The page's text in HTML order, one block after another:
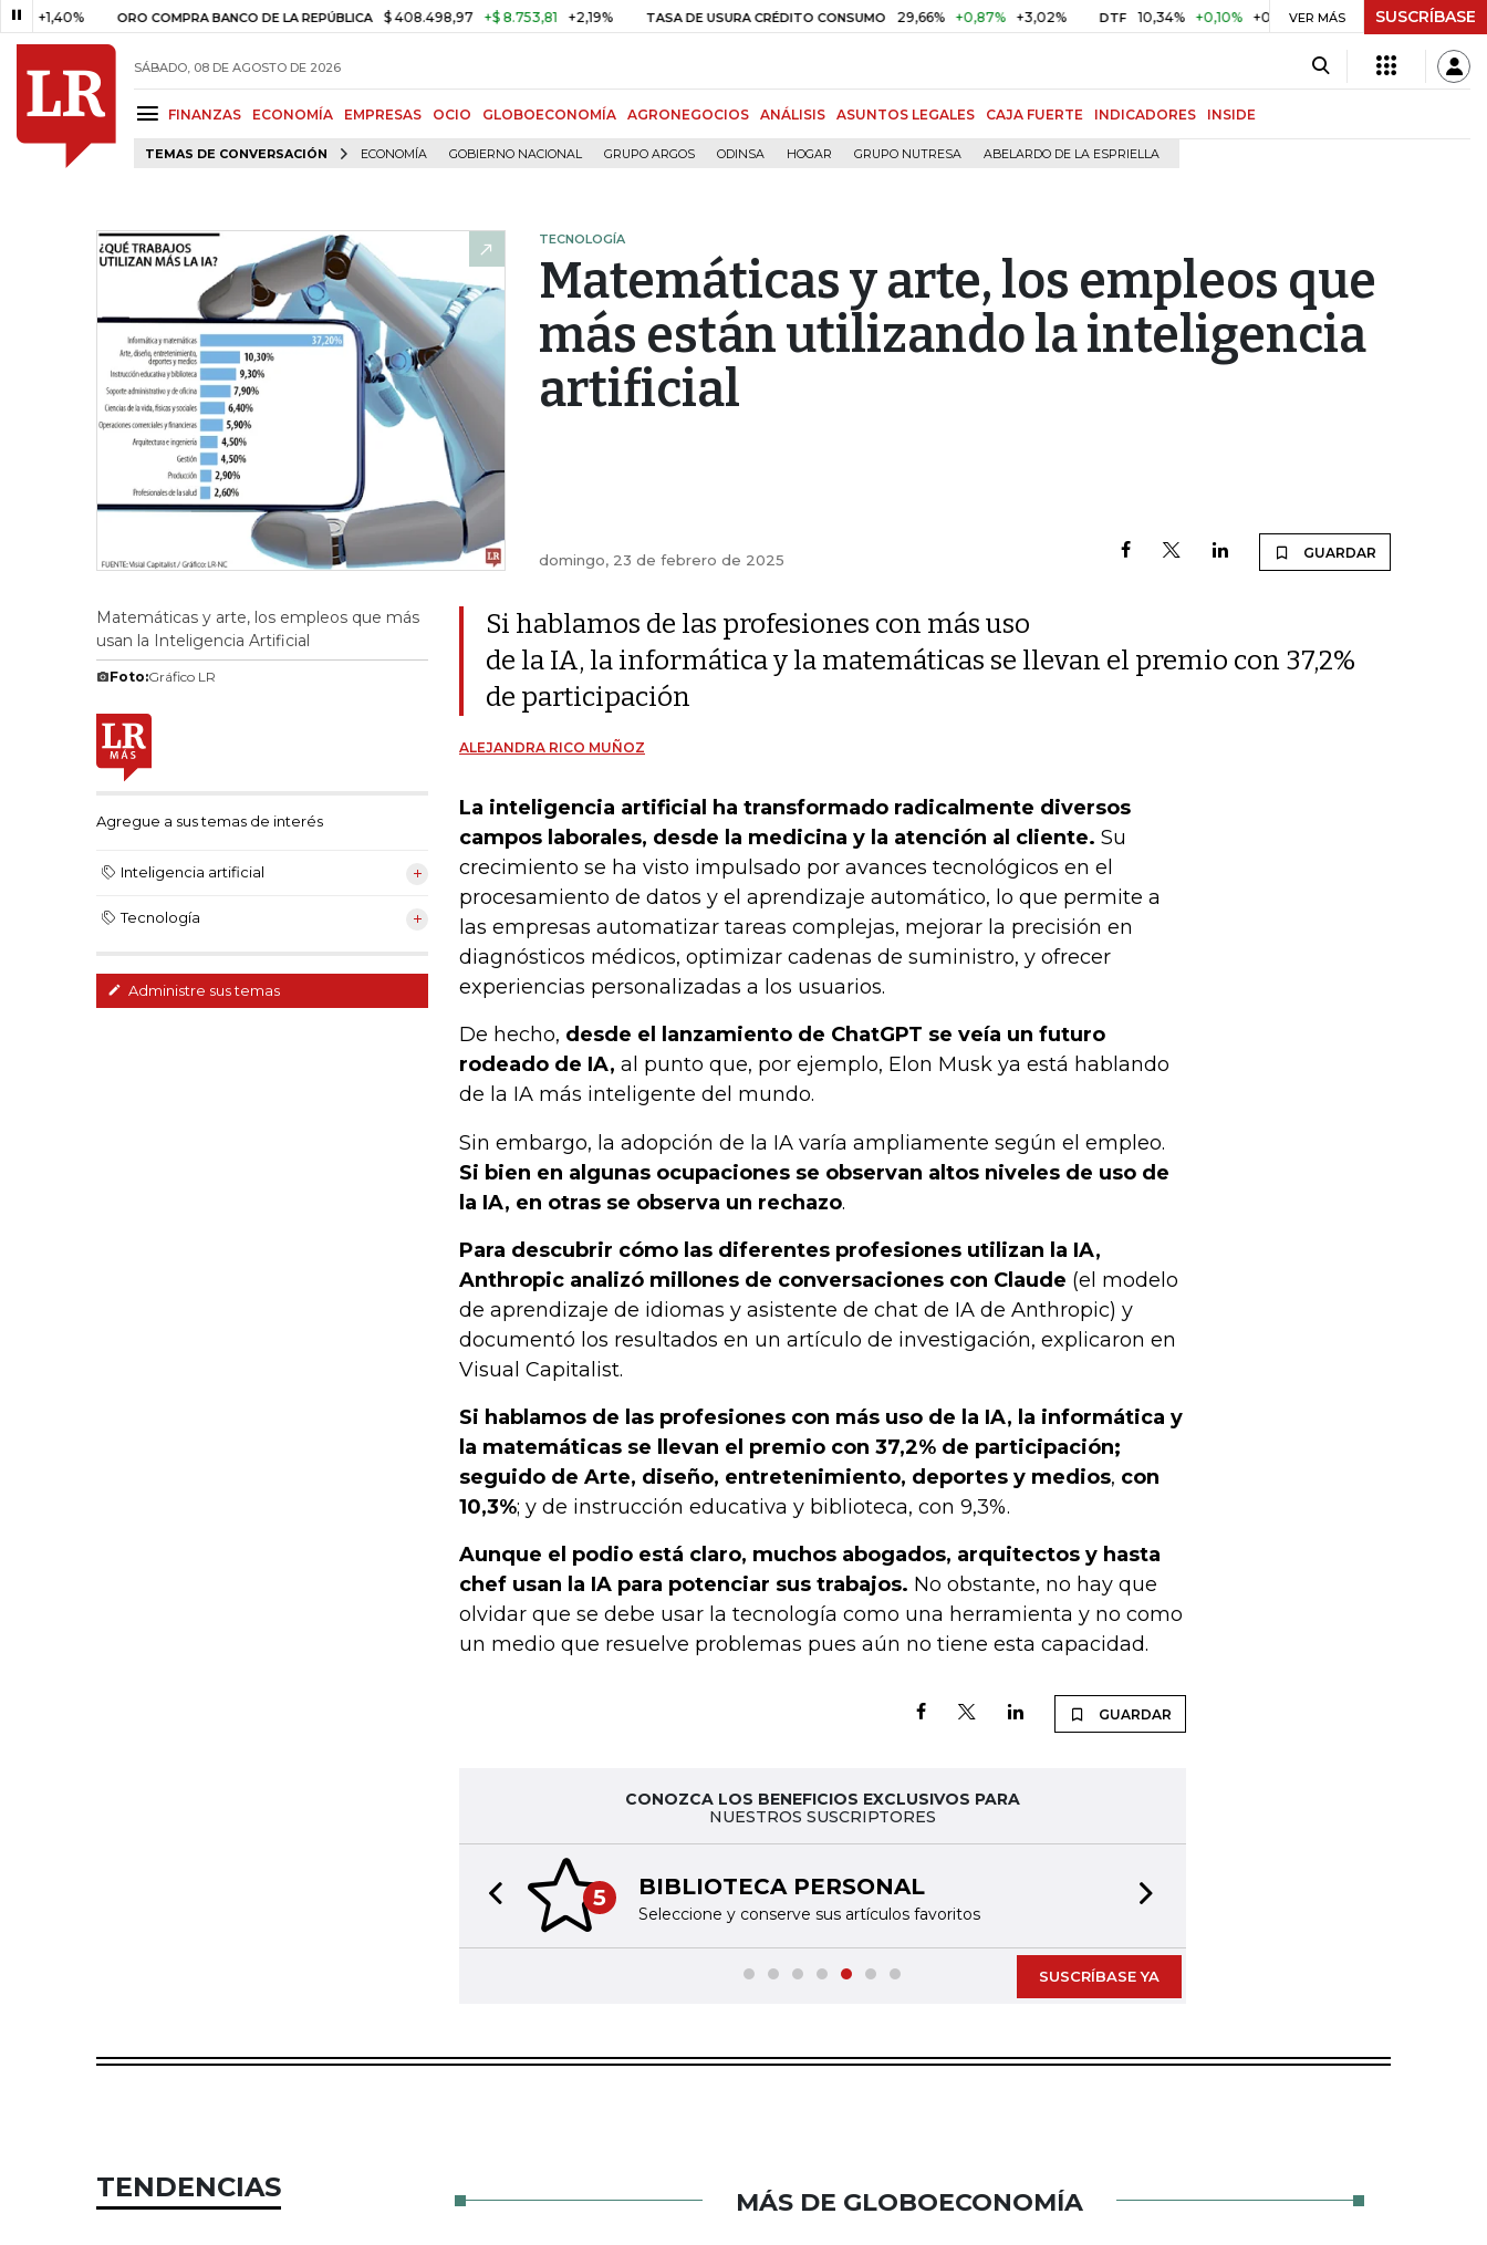
ORO COMPRA BANCO DE LA REPÚBLICA $ 408.498,97 +$ 8.753,81 +2,19% TASA DE USURA CRÉDITO CONSUMO 29,66% +0,87% +3,02% DTF 10,34% +0,10% +0,98% UVR $ 416,96 +$ 0,05
VER MÁS SUSCRÍBASE
SÁBADO, 08 DE AGOSTO DE 2026
FINANZAS ECONOMÍA EMPRESAS OCIO GLOBOECONOMÍA AGRONEGOCIOS ANÁLISIS ASUNTOS LEGALES CAJA FUERTE INDICADORES INSIDE
TEMAS DE CONVERSACIÓN ECONOMÍA GOBIERNO NACIONAL GRUPO ARGOS ODINSA HOGAR GRUPO NUTRESA ABELARDO DE LA ESPRIELLA
TECNOLOGÍA
Matemáticas y arte, los empleos que
más están utilizando la inteligencia
artificial
domingo, 23 de febrero de 2025 GUARDAR
Matemáticas y arte, los empleos que más
usan la Inteligencia Artificial
Foto:Gráfico LR
Agregue a sus temas de interés
Inteligencia artificial
Tecnología
Administre sus temas
Si hablamos de las profesiones con más uso
de la IA, la informática y la matemáticas se llevan el premio con 37,2%
de participación
ALEJANDRA RICO MUÑOZ
La inteligencia artificial ha transformado radicalmente diversos
campos laborales, desde la medicina y la atención al cliente. Su
crecimiento se ha visto impulsado por avances tecnológicos en el
procesamiento de datos y el aprendizaje automático, lo que permite a
las empresas automatizar tareas complejas, mejorar la precisión en
diagnósticos médicos, optimizar cadenas de suministro, y ofrecer
experiencias personalizadas a los usuarios.
De hecho, desde el lanzamiento de ChatGPT se veía un futuro
rodeado de IA, al punto que, por ejemplo, Elon Musk ya está hablando
de la IA más inteligente del mundo.
Sin embargo, la adopción de la IA varía ampliamente según el empleo.
Si bien en algunas ocupaciones se observan altos niveles de uso de
la IA, en otras se observa un rechazo.
Para descubrir cómo las diferentes profesiones utilizan la IA,
Anthropic analizó millones de conversaciones con Claude (el modelo
de aprendizaje de idiomas y asistente de chat de IA de Anthropic) y
documentó los resultados en un artículo de investigación, explicaron en
Visual Capitalist.
Si hablamos de las profesiones con más uso de la IA, la informática y
la matemáticas se llevan el premio con 37,2% de participación;
seguido de Arte, diseño, entretenimiento, deportes y medios, con
10,3%; y de instrucción educativa y biblioteca, con 9,3%.
Aunque el podio está claro, muchos abogados, arquitectos y hasta
chef usan la IA para potenciar sus trabajos. No obstante, no hay que
olvidar que se debe usar la tecnología como una herramienta y no como
un medio que resuelve problemas pues aún no tiene esta capacidad.
GUARDAR
CONOZCA LOS BENEFICIOS EXCLUSIVOS PARA
NUESTROS SUSCRIPTORES
5 BIBLIOTECA PERSONAL
Seleccione y conserve sus artículos favoritos
Previous slide
SUSCRÍBASE YA
TENDENCIAS MÁS DE GLOBOECONOMÍA